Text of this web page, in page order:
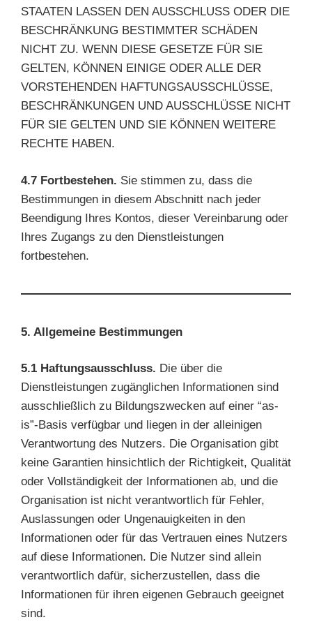
STAATEN LASSEN DEN AUSSCHLUSS ODER DIE
BESCHRÄNKUNG BESTIMMTER SCHÄDEN
NICHT ZU. WENN DIESE GESETZE FÜR SIE
GELTEN, KÖNNEN EINIGE ODER ALLE DER
VORSTEHENDEN HAFTUNGSAUSSCHLÜSSE,
BESCHRÄNKUNGEN UND AUSSCHLÜSSE NICHT
FÜR SIE GELTEN UND SIE KÖNNEN WEITERE
RECHTE HABEN.
4.7 Fortbestehen. Sie stimmen zu, dass die
Bestimmungen in diesem Abschnitt nach jeder
Beendigung Ihres Kontos, dieser Vereinbarung oder
Ihres Zugangs zu den Dienstleistungen
fortbestehen.
5. Allgemeine Bestimmungen
5.1 Haftungsausschluss. Die über die
Dienstleistungen zugänglichen Informationen sind
ausschließlich zu Bildungszwecken auf einer “as-
is”-Basis verfügbar und liegen in der alleinigen
Verantwortung des Nutzers. Die Organisation gibt
keine Garantien hinsichtlich der Richtigkeit, Qualität
oder Vollständigkeit der Informationen ab, und die
Organisation ist nicht verantwortlich für Fehler,
Auslassungen oder Ungenauigkeiten in den
Informationen oder für das Vertrauen eines Nutzers
auf diese Informationen. Die Nutzer sind allein
verantwortlich dafür, sicherzustellen, dass die
Informationen für ihren eigenen Gebrauch geeignet
sind.